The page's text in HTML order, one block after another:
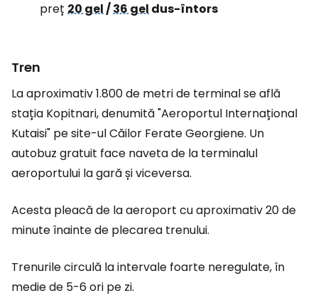
preț 20 gel/36 geldus-întors
Tren
La aproximativ 1.800 de metri de terminal se află
stația Kopitnari, denumită "Aeroportul Internațional
Kutaisi" pe site-ul Căilor Ferate Georgiene. Un
autobuz gratuit face naveta de la terminalul
aeroportului la gară și viceversa.
Acesta pleacă de la aeroport cu aproximativ 20 de
minute înainte de plecarea trenului.
Trenurile circulă la intervale foarte neregulate, în
medie de 5-6 ori pe zi.